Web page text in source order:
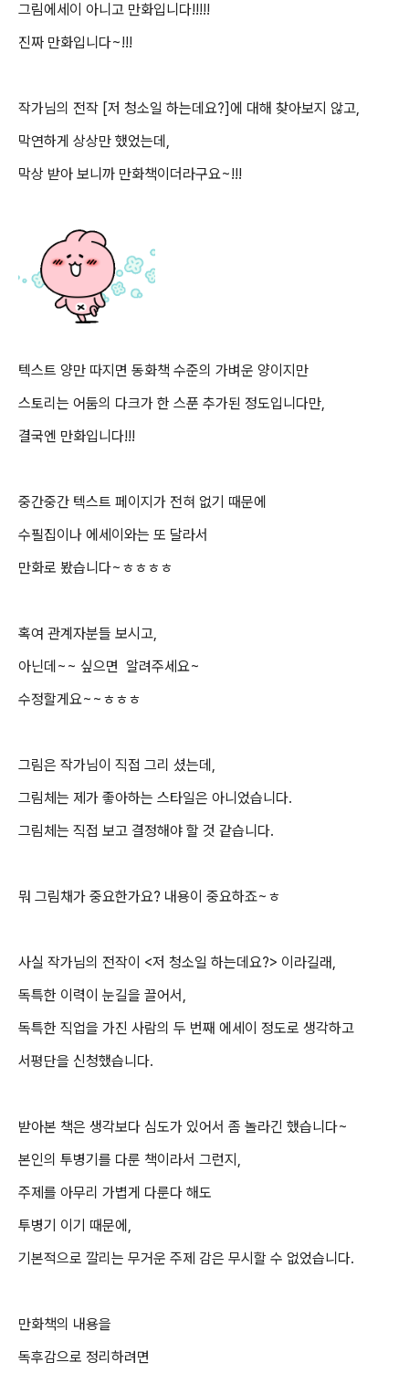
그림에세이 아니고 만화입니다!!!!!
진짜 만화입니다~!!!
작가님의 전작 [저 청소일 하는데요?]에 대해 찾아보지 않고,
막연하게 상상만 했었는데,
막상 받아 보니까 만화책이더라구요~!!!
텍스트 양만 따지면 동화책 수준의 가벼운 양이지만
스토리는 어둠의 다크가 한 스푼 추가된 정도입니다만,
결국엔 만화입니다!!!
중간중간 텍스트 페이지가 전혀 없기 때문에
수필집이나 에세이와는 또 달라서
만화로 봤습니다~ㅎㅎㅎㅎ
혹여 관계자분들 보시고,
아닌데~~ 싶으면 알려주세요~
수정할게요~~ㅎㅎㅎ
그림은 작가님이 직접 그리 셨는데,
그림체는 제가 좋아하는 스타일은 아니었습니다.
​그림체는 직접 보고 결정해야 할 것 같습니다.
뭐 그림채가 중요한가요? 내용이 중요하죠~ㅎ
사실 작가님의 전작이 <저 청소일 하는데요?> 이라길래,
독특한 이력이 눈길을 끌어서,
독특한 직업을 가진 사람의 두 번째 에세이 정도로 생각하고
서평단을 신청했습니다.
받아본 책은 생각보다 심도가 있어서 좀 놀라긴 했습니다~
본인의 투병기를 다룬 책이라서 그런지,
주제를 아무리 가볍게 다룬다 해도
투병기 이기 때문에,
기본적으로 깔리는 무거운 주제 감은 무시할 수 없었습니다.
만화책의 내용을
독후감으로 정리하려면